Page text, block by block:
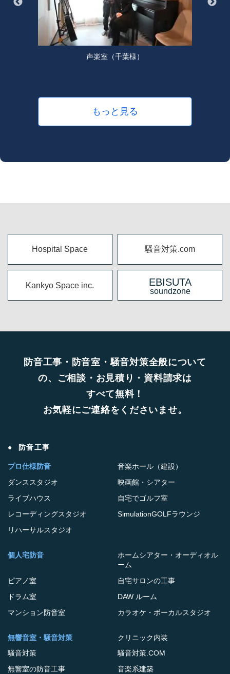
声楽室（千葉様）
もっと見る
Hospital Space 騒音対策.com
Kankyo Space inc. EBISUTA
soundzone
防音工事・防音室・騒音対策全般について
の、ご相談・お見積り・資料請求は
すべて無料！
お気軽にご連絡をくださいませ。
防音工事
プロ仕様防音
ダンススタジオ
ライブハウス
レコーディングスタジオ
リハーサルスタジオ
音楽ホール（建設）
映画館・シアター
自宅でゴルフ室
SimulationGOLFラウンジ
個人宅防音
ピアノ室
ドラム室
マンション防音室
ホームシアター・オーディオル
ーム
自宅サロンの工事
DAW ルーム
カラオケ・ボーカルスタジオ
無響音室・騒音対策
騒音対策
無響室の防音工事
クリニック内装
騒音対策.COM
音楽系建築